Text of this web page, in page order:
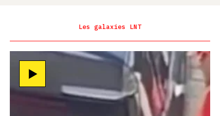
Les galaxies LNT